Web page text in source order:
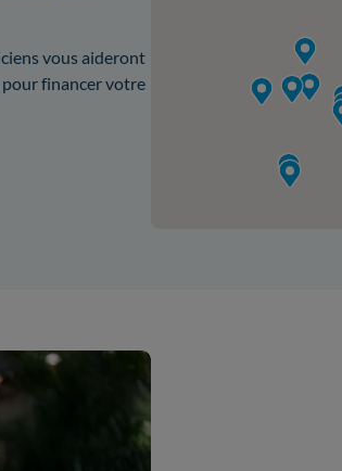
vous aideront
pour financer votre